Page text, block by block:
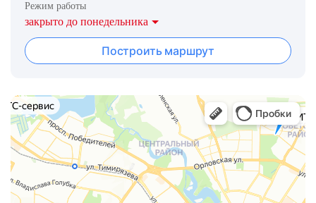
Режим работы
закрыто до понедельника
Построить маршрут